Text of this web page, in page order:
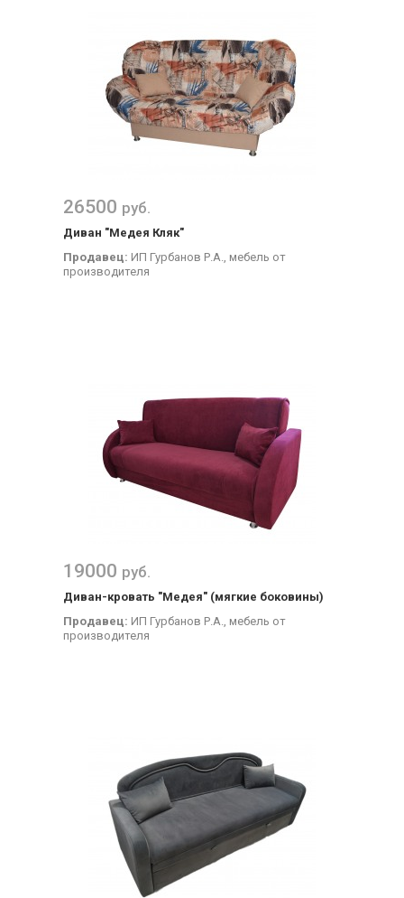
26500 руб.
Диван "Медея Кляк"
Продавец: ИП Гурбанов Р.А., мебель от
производителя
19000 руб.
Диван-кровать "Медея" (мягкие боковины)
Продавец: ИП Гурбанов Р.А., мебель от
производителя